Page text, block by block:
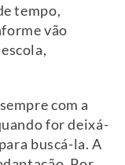
tempo,
vão
com a
for deixá-
buscá-la. A